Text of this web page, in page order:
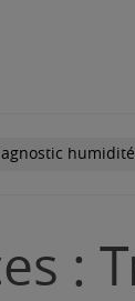
humidité
: